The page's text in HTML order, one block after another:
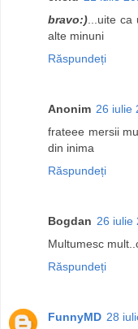
bravo:)...uite ca
alte minuni
Răspundeți
Anonim 26 iulie
frateee mersii
din inima
Răspundeți
Bogdan 26 iulie
Multumesc
Răspundeți
FunnyMD 28